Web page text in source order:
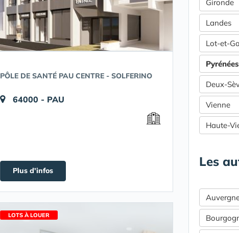
PÔLE DE SANTÉ PAU CENTRE - SOLFERINO
64000 - PAU
Plus d'infos
LOTS À LOUER
Gironde
Landes
Lot-et-
Deux-
Vienne
Haute-
Les